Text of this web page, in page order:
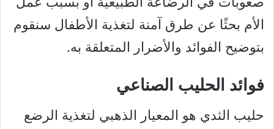
الأم بحثًا عن طرق آمنة لتغذية الأطفال سنقوم
بتوضيح الفوائد والأضرار المتعلقة به.
فوائد الحليب الصناعي
حليب الثدي هو المعيار الذهبي لتغذية الرضع